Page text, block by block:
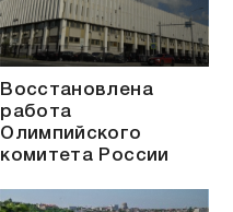
Восстановлена
работа
Олимпийского
комитета России